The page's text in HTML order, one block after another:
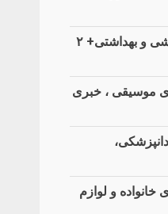
معرفی ۳ فروشگاه برتر لوازم آرایشی و بهداشتی+ ۲
های موسیقی ، خبری
خانواده و لوازم